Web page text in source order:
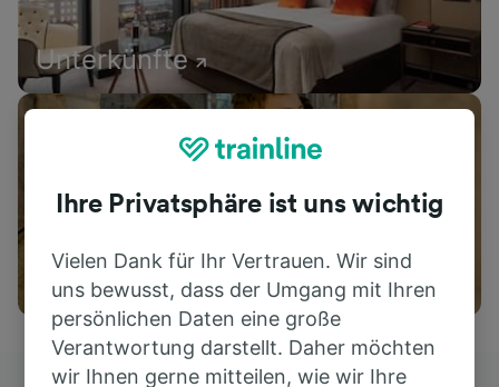
Unterkünfte
Aktivitäten
Ihre Privatsphäre ist uns wichtig
Vielen Dank für Ihr Vertrauen. Wir sind
uns bewusst, dass der Umgang mit Ihren
persönlichen Daten eine große
Verantwortung darstellt. Daher möchten
wir Ihnen gerne mitteilen, wie wir Ihre